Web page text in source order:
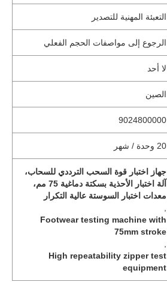
التعبئة المهنية للتصدير
الرجوع إلى مواصفات الحجم الفعلي
لا أحد
الصين
9024800000
20 وحدة / شهر
جهاز اختبار قوة السحب الترددي للسحاب،
آلة اختبار الأحذية بسكتة دماغية 75 مم،
معدات اختبار السوستة عالية التكرار
Footwear testing machine with
75mm stroke
High repeatability zipper test
equipment